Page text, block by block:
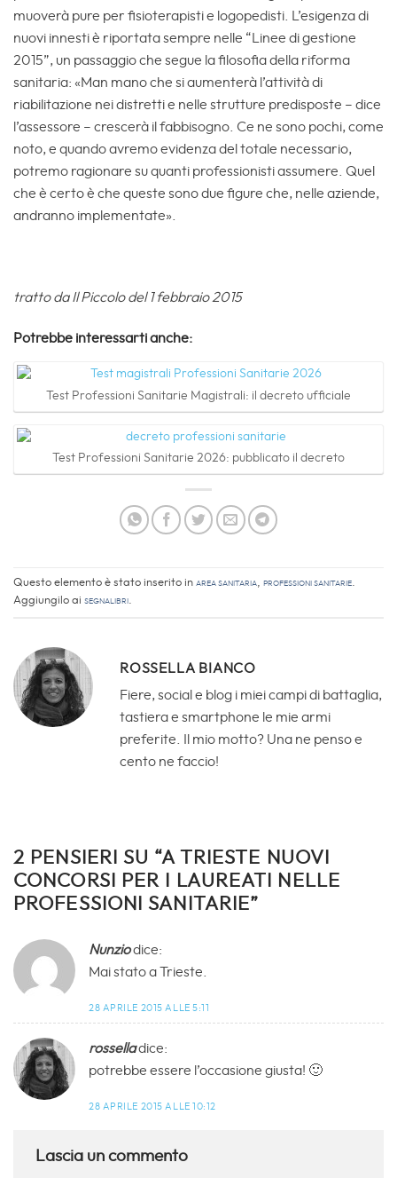
muoverà pure per fisioterapisti e logopedisti. L’esigenza di
nuovi innesti è riportata sempre nelle “Linee di gestione
2015”, un passaggio che segue la filosofia della riforma
sanitaria: «Man mano che si aumenterà l’attività di
riabilitazione nei distretti e nelle strutture predisposte – dice
l’assessore – crescerà il fabbisogno. Ce ne sono pochi, come
noto, e quando avremo evidenza del totale necessario,
potremo ragionare su quanti professionisti assumere. Quel
che è certo è che queste sono due figure che, nelle aziende,
andranno implementate».
tratto da Il Piccolo del 1 febbraio 2015
Potrebbe interessarti anche:
Test Professioni Sanitarie Magistrali: il decreto ufficiale
Test Professioni Sanitarie 2026: pubblicato il decreto
Questo elemento è stato inserito in Area sanitaria, Professioni Sanitarie.
Aggiungilo ai segnalibri.
ROSSELLA BIANCO
Fiere, social e blog i miei campi di battaglia,
tastiera e smartphone le mie armi
preferite. Il mio motto? Una ne penso e
cento ne faccio!
2 PENSIERI SU “A TRIESTE NUOVI
CONCORSI PER I LAUREATI NELLE
PROFESSIONI SANITARIE”
Nunziodice:
Mai stato a Trieste.
28 APRILE 2015 ALLE 5:11
rosselladice:
potrebbe essere l’occasione giusta! 🙂
28 APRILE 2015 ALLE 10:12
Lascia un commento